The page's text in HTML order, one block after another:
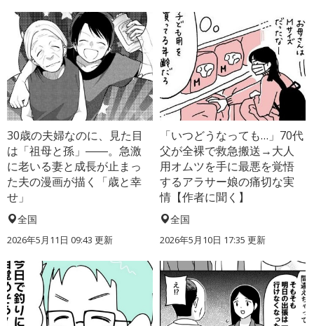
30歳の夫婦なのに、見た目
は「祖母と孫」――。急激
に老いる妻と成長が止まっ
た夫の漫画が描く「歳と幸
せ」
全国
2026年5月11日 09:43 更新
「いつどうなっても…」70代
父が全裸で救急搬送→大人
用オムツを手に最悪を覚悟
するアラサー娘の痛切な実
情【作者に聞く】
全国
2026年5月10日 17:35 更新